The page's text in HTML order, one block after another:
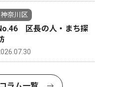
神奈川区
区長の人・まち探